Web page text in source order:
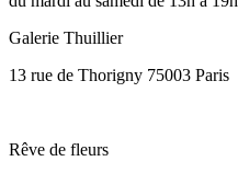
Galerie Thuillier
13 rue de Thorigny 75003 Paris
Rêve de fleurs